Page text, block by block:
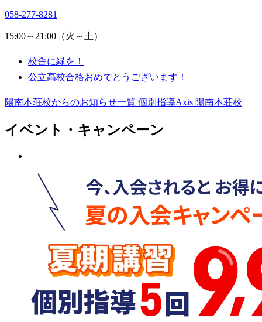
058-277-8281
15:00～21:00（火～土）
校舎に緑を！
公立高校合格おめでとうございます！
陽南本荘校からのお知らせ一覧 個別指導Axis 陽南本荘校
イベント・キャンペーン